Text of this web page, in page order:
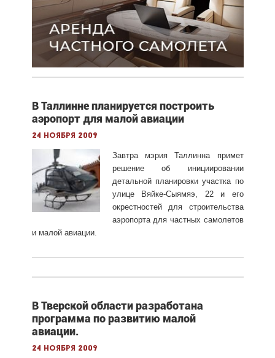
В Таллинне планируется построить
аэропорт для малой авиации
24 ноября 2009
Завтра мэрия Таллинна примет
решение об инициировании
детальной планировки участка по
улице Вяйке-Сыямяэ, 22 и его
окрестностей для строительства
аэропорта для частных самолетов
и малой авиации.
В Тверской области разработана
программа по развитию малой
авиации.
24 ноября 2009